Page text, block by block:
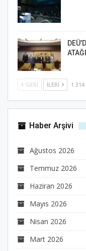
ATAĞI
GERI İLERI 1 314
Haber Arşivi
Ağustos 2026
Temmuz 2026
Haziran 2026
Mayıs 2026
Nisan 2026
Mart 2026